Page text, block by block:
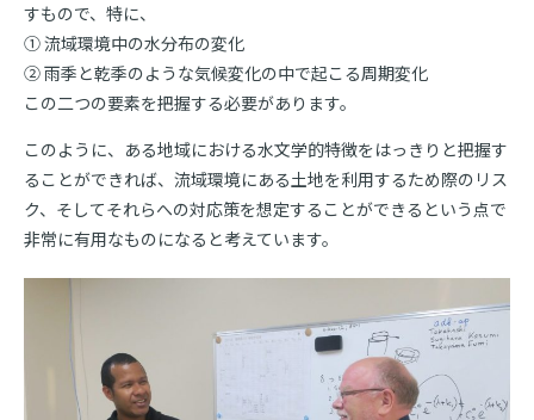
すもので、特に、
① 流域環境中の水分布の変化
② 雨季と乾季のような気候変化の中で起こる周期変化
この二つの要素を把握する必要があります。
このように、ある地域における水文学的特徴をはっきりと把握す
ることができれば、流域環境にある土地を利用するため際のリス
ク、そしてそれらへの対応策を想定することができるという点で
非常に有用なものになると考えています。